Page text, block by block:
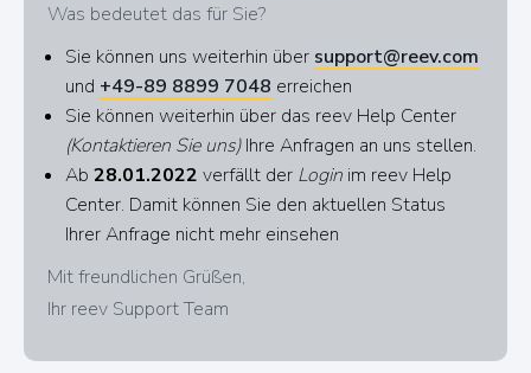
Was bedeutet das für Sie?
Sie können uns weiterhin über support@reev.com
und +49-89 8899 7048 erreichen
Sie können weiterhin über das reev Help Center
(Kontaktieren Sie uns)Ihre Anfragen an uns stellen.
Ab 28.01.2022 verfällt der Login im reev Help
Center. Damit können Sie den aktuellen Status
Ihrer Anfrage nicht mehr einsehen
Mit freundlichen Grüßen,
Ihr reev Support Team